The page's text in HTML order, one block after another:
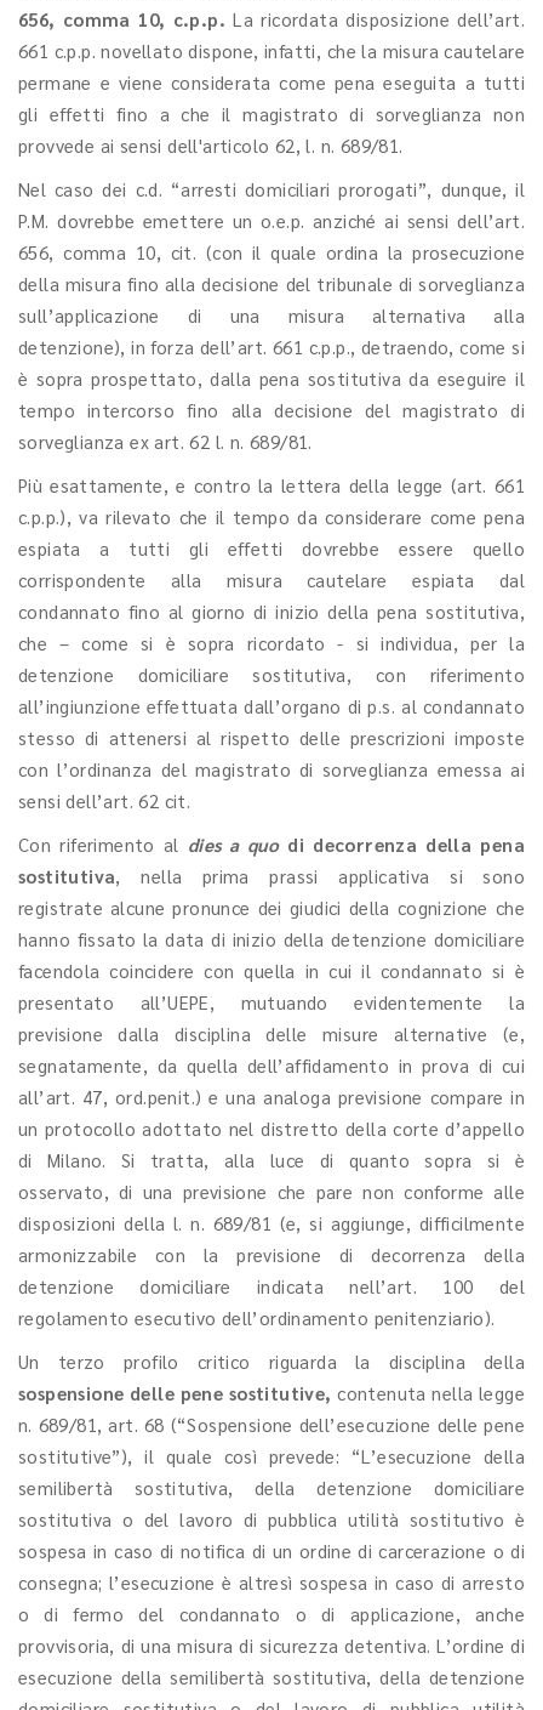
656, comma 10, c.p.p. La ricordata disposizione dell’art.
661 c.p.p. novellato dispone, infatti, che la misura cautelare
permane e viene considerata come pena eseguita a tutti
gli effetti fino a che il magistrato di sorveglianza non
provvede ai sensi dell'articolo 62, l. n. 689/81.
Nel caso dei c.d. “arresti domiciliari prorogati”, dunque, il
P.M. dovrebbe emettere un o.e.p. anziché ai sensi dell’art.
656, comma 10, cit. (con il quale ordina la prosecuzione
della misura fino alla decisione del tribunale di sorveglianza
sull’applicazione di una misura alternativa alla
detenzione), in forza dell’art. 661 c.p.p., detraendo, come si
è sopra prospettato, dalla pena sostitutiva da eseguire il
tempo intercorso fino alla decisione del magistrato di
sorveglianza ex art. 62 l. n. 689/81.
Più esattamente, e contro la lettera della legge (art. 661
c.p.p.), va rilevato che il tempo da considerare come pena
espiata a tutti gli effetti dovrebbe essere quello
corrispondente alla misura cautelare espiata dal
condannato fino al giorno di inizio della pena sostitutiva,
che – come si è sopra ricordato - si individua, per la
detenzione domiciliare sostitutiva, con riferimento
all’ingiunzione effettuata dall’organo di p.s. al condannato
stesso di attenersi al rispetto delle prescrizioni imposte
con l’ordinanza del magistrato di sorveglianza emessa ai
sensi dell’art. 62 cit.
Con riferimento al dies a quodi decorrenza della pena
sostitutiva, nella prima prassi applicativa si sono
registrate alcune pronunce dei giudici della cognizione che
hanno fissato la data di inizio della detenzione domiciliare
facendola coincidere con quella in cui il condannato si è
presentato all’UEPE, mutuando evidentemente la
previsione dalla disciplina delle misure alternative (e,
segnatamente, da quella dell’affidamento in prova di cui
all’art. 47, ord.penit.) e una analoga previsione compare in
un protocollo adottato nel distretto della corte d’appello
di Milano. Si tratta, alla luce di quanto sopra si è
osservato, di una previsione che pare non conforme alle
disposizioni della l. n. 689/81 (e, si aggiunge, difficilmente
armonizzabile con la previsione di decorrenza della
detenzione domiciliare indicata nell’art. 100 del
regolamento esecutivo dell’ordinamento penitenziario).
Un terzo profilo critico riguarda la disciplina della
sospensione delle pene sostitutive, contenuta nella legge
n. 689/81, art. 68 (“Sospensione dell’esecuzione delle pene
sostitutive”), il quale così prevede: “L’esecuzione della
semilibertà sostitutiva, della detenzione domiciliare
sostitutiva o del lavoro di pubblica utilità sostitutivo è
sospesa in caso di notifica di un ordine di carcerazione o di
consegna; l’esecuzione è altresì sospesa in caso di arresto
o di fermo del condannato o di applicazione, anche
provvisoria, di una misura di sicurezza detentiva. L’ordine di
esecuzione della semilibertà sostitutiva, della detenzione